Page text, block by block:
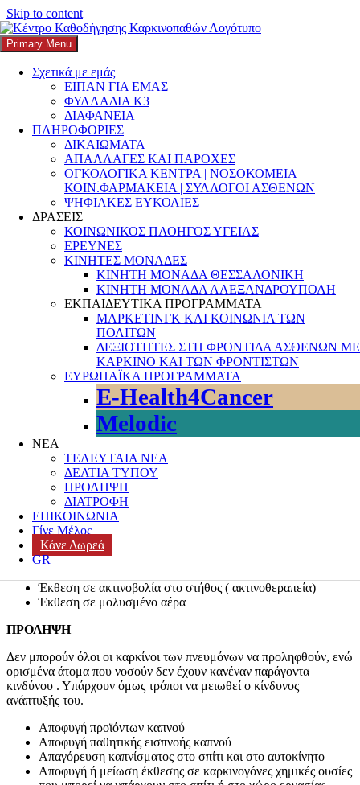
Skip to content
K3
ΚΕΝΤΡΟ ΚΑΘΟΔΗΓΗΣΗΣ ΚΑΡΚΙΝΟΠΑΘΩΝ
Primary Menu
Σχετικά με εμάς
ΕΙΠΑΝ ΓΙΑ ΕΜΑΣ
ΦΥΛΛΑΔΙΑ Κ3
ΔΙΑΦΑΝΕΙΑ
ΠΛΗΡΟΦΟΡΙΕΣ
ΔΙΚΑΙΩΜΑΤΑ
ΑΠΑΛΛΑΓΕΣ ΚΑΙ ΠΑΡΟΧΕΣ
ΟΓΚΟΛΟΓΙΚΑ ΚΕΝΤΡΑ | ΝΟΣΟΚΟΜΕΙΑ |
ΚΟΙΝ.ΦΑΡΜΑΚΕΙΑ | ΣΥΛΛΟΓΟΙ ΑΣΘΕΝΩΝ
ΨΗΦΙΑΚΕΣ ΕΥΚΟΛΙΕΣ
ΔΡΑΣΕΙΣ
ΚΟΙΝΩΝΙΚΟΣ ΠΛΟΗΓΟΣ ΥΓΕΙΑΣ
ΕΡΕΥΝΕΣ
ΚΙΝΗΤΕΣ ΜΟΝΑΔΕΣ
ΚΙΝΗΤΗ ΜΟΝΑΔΑ ΘΕΣΣΑΛΟΝΙΚΗ
ΚΙΝΗΤΗ ΜΟΝΑΔΑ ΑΛΕΞΑΝΔΡΟΥΠΟΛΗ
ΕΚΠΑΙΔΕΥΤΙΚΑ ΠΡΟΓΡΑΜΜΑΤΑ
ΜΑΡΚΕΤΙΝΓΚ ΚΑΙ ΚΟΙΝΩΝΙΑ ΤΩΝ
ΠΟΛΙΤΩΝ
ΔΕΞΙΟΤΗΤΕΣ ΣΤΗ ΦΡΟΝΤΙΔΑ ΑΣΘΕΝΩΝ ΜΕ
ΚΑΡΚΙΝΟ ΚΑΙ ΤΩΝ ΦΡΟΝΤΙΣΤΩΝ
ΕΥΡΩΠΑΪΚΑ ΠΡΟΓΡΑΜΜΑΤΑ
E-Health4Cancer
Melodic
ΝΕΑ
ΤΕΛΕΥΤΑΙΑ ΝΕΑ
ΔΕΛΤΙΑ ΤΥΠΟΥ
ΠΡΟΛΗΨΗ
ΔΙΑΤΡΟΦΗ
ΕΠΙΚΟΙΝΩΝΙΑ
Γίνε Μέλος
Κάνε Δωρεά
GR
Search
Αναζήτηση για:
Καρκίνος του πνεύμονα: Συμμετοχή του
Kapa3 στο πρόγραμμα Ψυχοκοινωνικής
Υποστήριξης BREETH της Fairlife
Posted on 27 Αυγούστου, 202227 Αυγούστου, 2022Author
CategoriesΔΡΑΣΕΙΣ,ΕΞΕΛΙΞΕΙΣ,ΚΑΡΚΙΝΟΣ,
ΚΑΡΚΙΝΟΣ ΤΟΥ ΠΝΕΥΜΟΝΑ,ΠΡΟΓΡΑΜΜΑ
ΥΠΟΣΤΗΡΙΞΗΣ
ΕΞΕΤΑΣΕΙΣ
Αποτελεί τον πιο κοινό καρκίνο στους άνδρες και τον δεύτερο
πιο κοινό καρκίνο στις γυναίκες.Υπάρχουν διάφορα είδη
καρκίνου του πνεύμονα. Οι δύο πιο κοινοί τύποι είναι ο
μακροκυτταρικός (85% των περιπτώσεων) και ο μικροκυτταρικός
καρκίνος του πνεύμονα(πιο σπάνιος και πιο επιθετικός ).
ΠΑΡΑΓΟΝΤΕΣ ΚΙΝΔΥΝΟΥ
Το κάπνισμα αποτελεί τον κύριο παράγοντα κινδύνου για την
ανάπτυξη του καρκίνου στον πνεύμονα αλλά δεν αποτελεί άμεση
αιτία, δηλαδή άτομα που δεν έχουν υπάρξει καπνιστές μπορούν να
Παράγοντες κινδύνου που μπορούν να τροποποιηθούν
Κάπνισμα
Παθητικό κάπνισμα
Έκθεση σε καρκινογόνα ή χημικά ( ραδόνιο, αμίαντος)
Παράγοντες κινδύνου που δεν μπορούν να τροποποιηθούν
Ηλικία
Έκθεση σε ακτινοβολία στο στήθος ( ακτινοθεραπεία)
Έκθεση σε μολυσμένο αέρα
ΠΡΟΛΗΨΗ
Δεν μπορούν όλοι οι καρκίνοι των πνευμόνων να προληφθούν, ενώ
ορισμένα άτομα που νοσούν δεν έχουν κανέναν παράγοντα
κινδύνου . Υπάρχουν όμως τρόποι να μειωθεί ο κίνδυνος
ανάπτυξής του.
Αποφυγή προϊόντων καπνού
Αποφυγή παθητικής εισπνοής καπνού
Απαγόρευση καπνίσματος στο σπίτι και στο αυτοκίνητο
Αποφυγή ή μείωση έκθεσης σε καρκινογόνες χημικές ουσίες